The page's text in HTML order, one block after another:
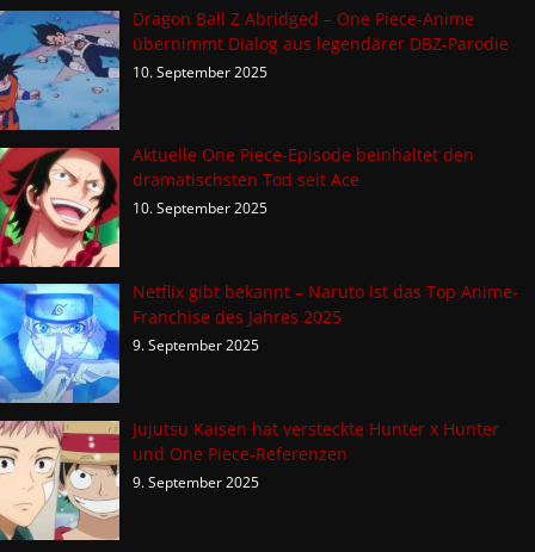
Dragon Ball Z Abridged – One Piece-Anime
übernimmt Dialog aus legendärer DBZ-Parodie
10. September 2025
Aktuelle One Piece-Episode beinhaltet den
dramatischsten Tod seit Ace
10. September 2025
Netflix gibt bekannt – Naruto ist das Top Anime-
Franchise des Jahres 2025
9. September 2025
Jujutsu Kaisen hat versteckte Hunter x Hunter
und One Piece-Referenzen
9. September 2025